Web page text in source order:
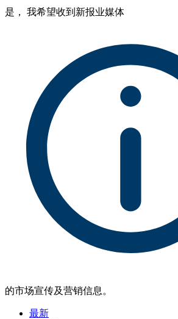
是， 我希望收到新报业媒体
的市场宣传及营销信息。
最新